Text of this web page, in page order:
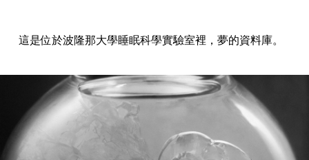
這是位於波隆那大學睡眠科學實驗室裡，夢的資料庫。